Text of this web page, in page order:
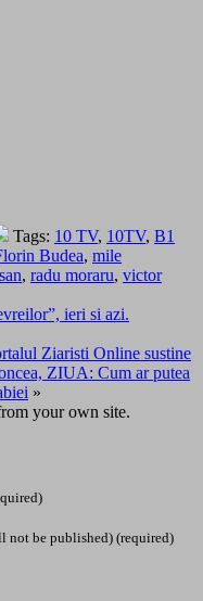
Tags: 10 TV, 10TV, B1
Budea, mile
, radu moraru, victor
ieri si azi.
Ziaristi Online sustine
ZIUA: Cum ar putea
»
your own site.
not be published) (required)